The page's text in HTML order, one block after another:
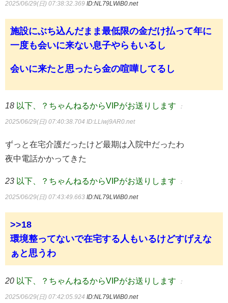
2025/06/29(日) 07:38:32.369 ID:NL79LWiB0.net
施設にぶち込んだまま最低限の金だけ払って年に
一度も会いに来ない息子やらもいるし
会いに来たと思ったら金の喧嘩してるし
18 以下、？ちゃんねるからVIPがお送りします ：
2025/06/29(日) 07:40:38.704 ID:LLiwj9AR0.net
ずっと在宅介護だったけど最期は入院中だったわ
夜中電話かかってきた
23 以下、？ちゃんねるからVIPがお送りします ：
2025/06/29(日) 07:43:49.663 ID:NL79LWiB0.net
>>18
環境整ってないで在宅する人もいるけどすげえな
ぁと思うわ
20 以下、？ちゃんねるからVIPがお送りします ：
2025/06/29(日) 07:42:05.924 ID:NL79LWiB0.net